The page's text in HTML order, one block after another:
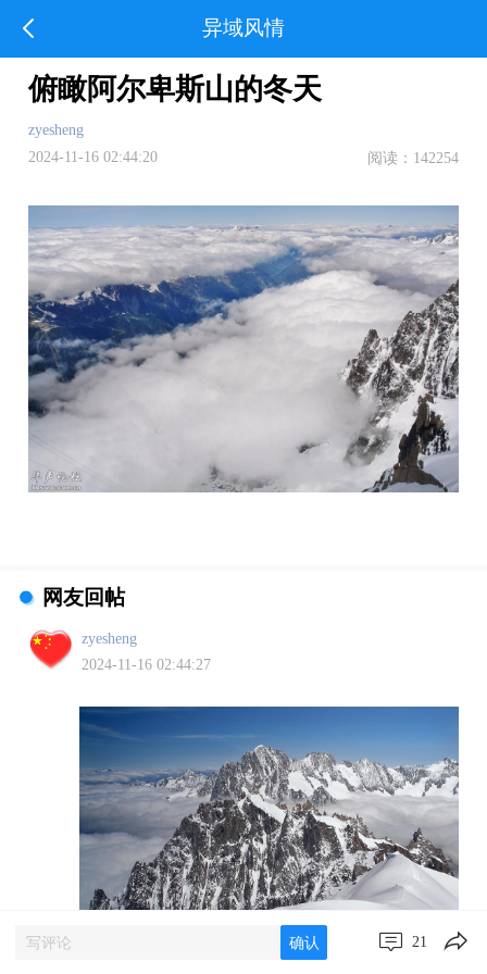
异域风情
俯瞰阿尔卑斯山的冬天
zyesheng
2024-11-16 02:44:20
阅读：142254
网友回帖
zyesheng
2024-11-16 02:44:27
确认 21